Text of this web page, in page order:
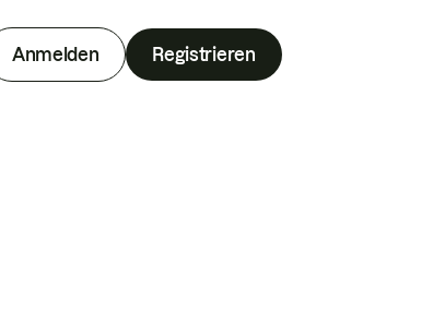
Anmelden Registrieren